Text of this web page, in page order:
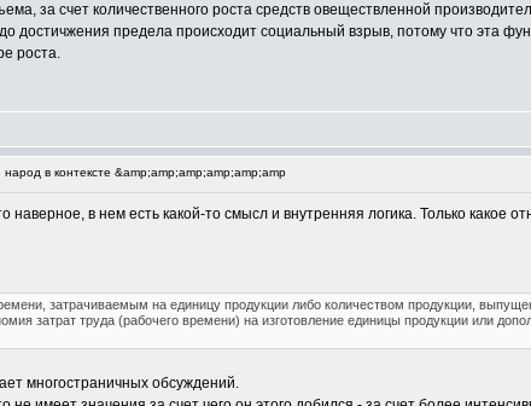
за счет количественного роста средств овеществленной
достичжения предела происходит социальный взрыв, потому что эта
роста.
в контексте &amp;amp;amp;amp;amp;amp
наверное, в нем есть какой-то смысл и внутренняя логика. Только
затрачиваемым на единицу продукции либо количеством продукции,
затрат труда (рабочего времени) на изготовление единицы продукции или
многостраничных обсуждений.